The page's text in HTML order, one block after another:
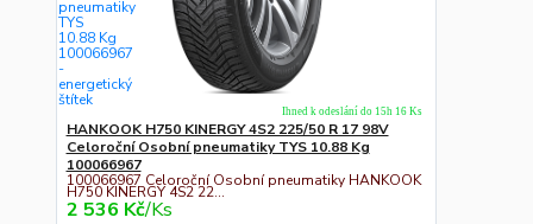
HANKOOK H750 KINERGY 4S2 225/50 R 17 98V
Celoroční Osobní pneumatiky TYS 10.88 Kg
100066967
100066967 Celoroční Osobní pneumatiky HANKOOK
H750 KINERGY 4S2 22...
2 536 Kč/Ks
Ihned k odeslání do 15h 16 Ks